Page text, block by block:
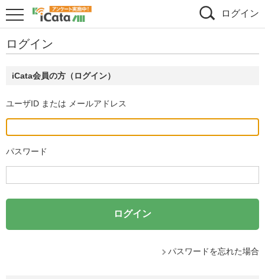
ログイン
ログイン
iCata会員の方（ログイン）
ユーザID または メールアドレス
パスワード
パスワードを忘れた場合